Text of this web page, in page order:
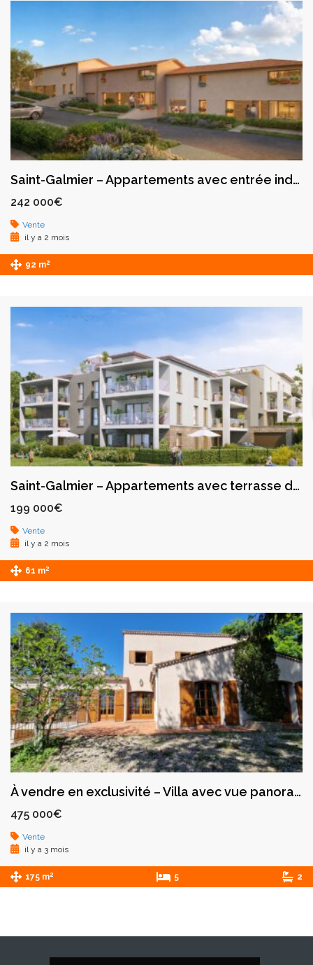
Saint-Galmier – Appartements avec entrée indépendante dans un environnement privilégié
242 000€
Vente
il y a 2 mois
92 m2
Saint-Galmier – Appartements avec terrasse dans un cadre privilégié au cœur de la Rose des Vents
199 000€
Vente
il y a 2 mois
61 m2
À vendre en exclusivité – Villa avec vue panoramique – Saint-Galmier
475 000€
Vente
il y a 3 mois
175 m2 5 2